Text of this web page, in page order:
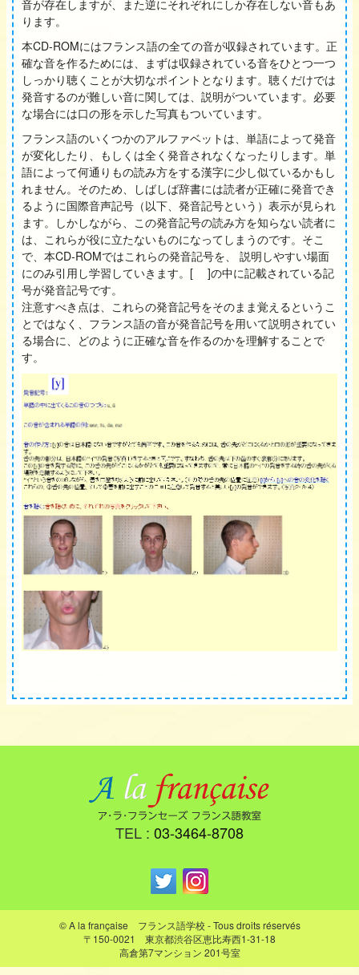
音が存在しますが、また逆にそれぞれにしか存在しない音もあ
ります。
本CD-ROMにはフランス語の全ての音が収録されています。正
確な音を作るためには、まずは収録されている音をひとつ一つ
しっかり聴くことが大切なポイントとなります。聴くだけでは
発音するのが難しい音に関しては、説明がついています。必要
な場合には口の形を示した写真もついています。
フランス語のいくつかのアルファベットは、単語によって発音
が変化したり、もしくは全く発音されなくなったりします。単
語によって何通りもの読み方をする漢字に少し似ているかもし
れません。そのため、しばしば辞書には読者が正確に発音でき
るように国際音声記号（以下、発音記号という）表示が見られ
ます。しかしながら、この発音記号の読み方を知らない読者に
は、これらが役に立たないものになってしまうのです。そこ
で、本CD-ROMではこれらの発音記号を、 説明しやすい場面
にのみ引用し学習していきます。[ ]の中に記載されている記
号が発音記号です。
注意すべき点は、これらの発音記号をそのまま覚えるというこ
とではなく、フランス語の音が発音記号を用いて説明されてい
る場合に、どのように正確な音を作るのかを理解することで
す。
TEL : 03-3464-8708
© A la française フランス語学校 - Tous droits réservés
〒150-0021 東京都渋谷区恵比寿西1-31-18
高倉第7マンション 201号室